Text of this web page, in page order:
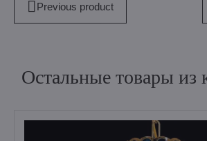
Previous product
Остальные товары из